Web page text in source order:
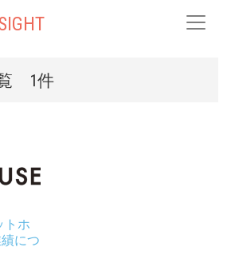
覧 1件
トホ
につ